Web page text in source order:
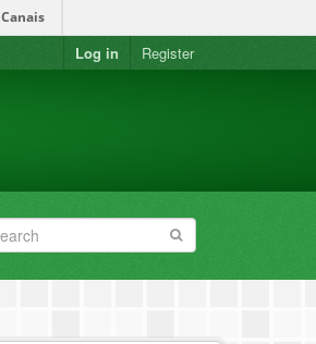
Canais
Log in Register